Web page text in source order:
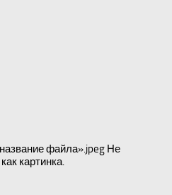
файла».jpeg Не
картинка.